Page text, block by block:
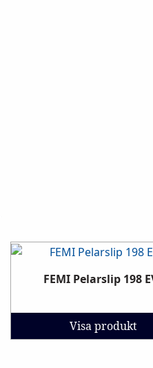
FEMI Pelarslip 198
Visa produkt